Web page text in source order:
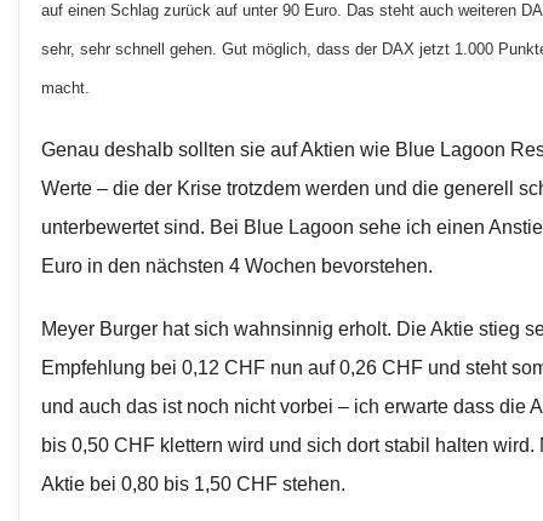
auf einen Schlag zurück auf unter 90 Euro. Das steht auch weiteren
sehr, sehr schnell gehen. Gut möglich, dass der DAX jetzt 1.000
macht.
Genau deshalb sollten sie auf Aktien wie Blue Lagoon
Werte – die der Krise trotzdem werden und die generell
unterbewertet sind. Bei Blue Lagoon sehe ich einen
Euro in den nächsten 4 Wochen bevorstehen.
Meyer Burger hat sich wahnsinnig erholt. Die Aktie stieg
Empfehlung bei 0,12 CHF nun auf 0,26 CHF und steht
und auch das ist noch nicht vorbei – ich erwarte dass die
bis 0,50 CHF klettern wird und sich dort stabil halten
Aktie bei 0,80 bis 1,50 CHF stehen.